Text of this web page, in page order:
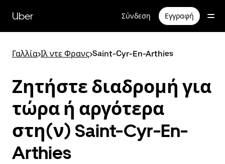
κύριο
περιεχόμενο
Uber Σύνδεση Εγγραφή
Γαλλία>Ιλ ντε Φρανς>Saint-Cyr-En-Arthies
Ζητήστε διαδρομή για
τώρα ή αργότερα
στη(ν) Saint-Cyr-En-
Arthies